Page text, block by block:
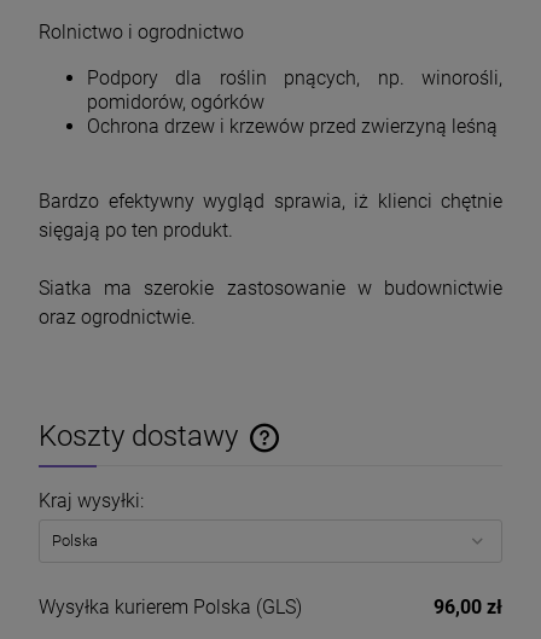
Rolnictwo i ogrodnictwo
Podpory dla roślin pnących, np. winorośli,
pomidorów, ogórków
Ochrona drzew i krzewów przed zwierzyną leśną
Bardzo efektywny wygląd sprawia, iż klienci chętnie
sięgają po ten produkt.
Siatka ma szerokie zastosowanie w budownictwie
oraz ogrodnictwie.
Koszty dostawy
Cena nie zawiera ewentualnych kosztów płatności
Kraj wysyłki:
Wysyłka kurierem Polska (GLS) 96,00 zł